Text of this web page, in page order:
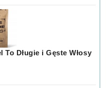
Długie i Gęste Włosy